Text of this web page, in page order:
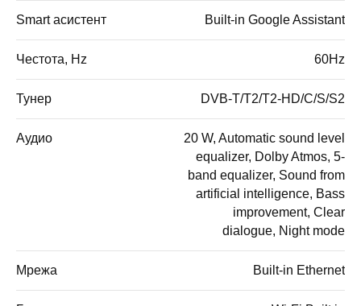
Smart асистент Built-in Google Assistant
Честота, Hz 60Hz
Тунер DVB-T/T2/T2-HD/C/S/S2
Аудио
20 W, Automatic sound level
equalizer, Dolby Atmos, 5-
band equalizer, Sound from
artificial intelligence, Bass
improvement, Clear
dialogue, Night mode
Мрежа Built-in Ethernet